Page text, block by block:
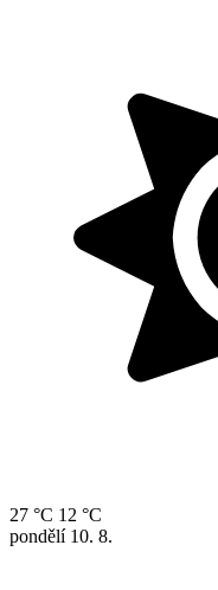
27 °C 12 °C
pondělí 10. 8.